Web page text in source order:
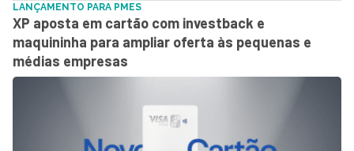
LANÇAMENTO PARA PMES
XP aposta em cartão com investback e
maquininha para ampliar oferta às pequenas e
médias empresas